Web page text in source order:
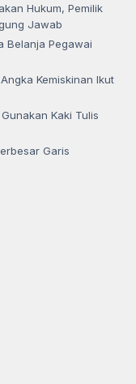
Hukum, Pemilik
Jawab
Belanja Pegawai
Kemiskinan Ikut
Kaki Tulis
Garis